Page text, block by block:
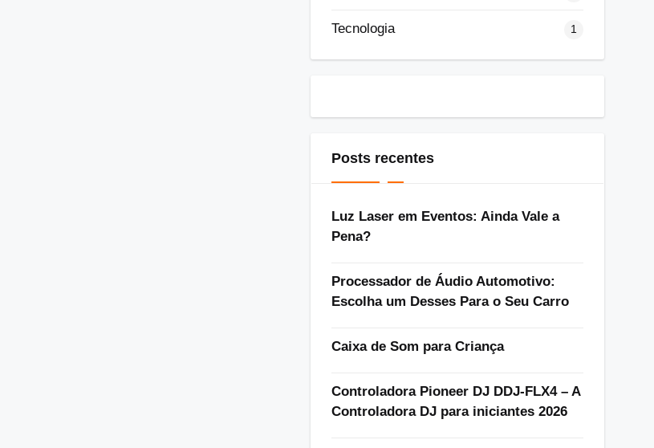
Tecnologia 1
Posts recentes
Luz Laser em Eventos: Ainda Vale a
Pena?
Processador de Áudio Automotivo:
Escolha um Desses Para o Seu Carro
Caixa de Som para Criança
Controladora Pioneer DJ DDJ-FLX4 – A
Controladora DJ para iniciantes 2026